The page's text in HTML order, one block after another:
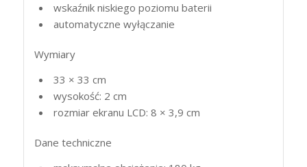
wskaźnik niskiego poziomu baterii
automatyczne wyłączanie
Wymiary
33 × 33 cm
wysokość: 2 cm
rozmiar ekranu LCD: 8 × 3,9 cm
Dane techniczne